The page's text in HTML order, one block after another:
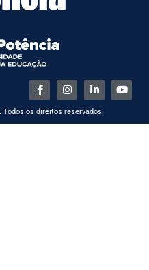
os direitos reservados.